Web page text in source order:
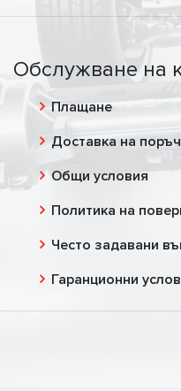
Обслужване на
Плащане
Доставка на
Общи условия
Политика на
Често задавани
Гаранционни